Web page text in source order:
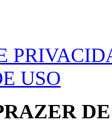
USO